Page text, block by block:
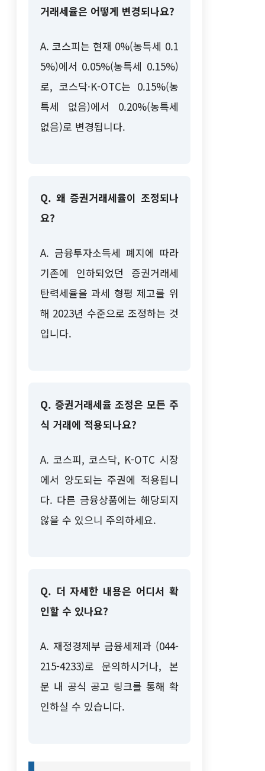
거래세율은 어떻게 변경되나요?
A. 코스피는 현재 0%(농특세 0.1
5%)에서 0.05%(농특세 0.15%)
로, 코스닥·K-OTC는 0.15%(농
특세 없음)에서 0.20%(농특세
없음)로 변경됩니다.
Q. 왜 증권거래세율이 조정되나
요?
A. 금융투자소득세 폐지에 따라
기존에 인하되었던 증권거래세
탄력세율을 과세 형평 제고를 위
해 2023년 수준으로 조정하는 것
입니다.
Q. 증권거래세율 조정은 모든 주
식 거래에 적용되나요?
A. 코스피, 코스닥, K-OTC 시장
에서 양도되는 주권에 적용됩니
다. 다른 금융상품에는 해당되지
않을 수 있으니 주의하세요.
Q. 더 자세한 내용은 어디서 확
인할 수 있나요?
A. 재정경제부 금융세제과 (044-
215-4233)로 문의하시거나, 본
문 내 공식 공고 링크를 통해 확
인하실 수 있습니다.